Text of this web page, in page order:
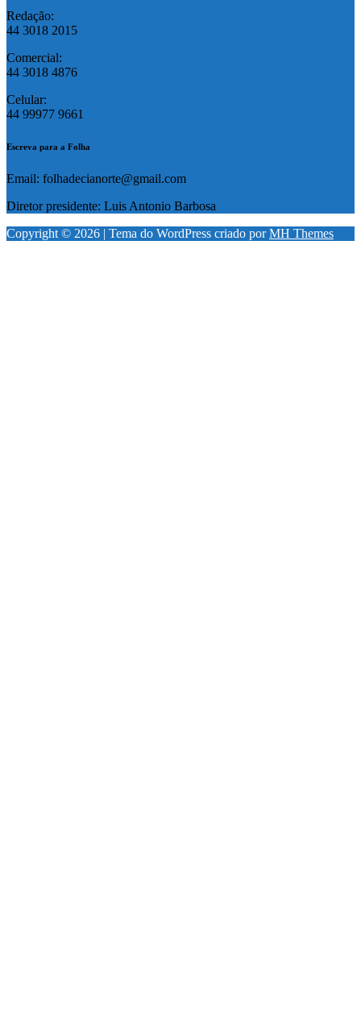
Redação:
44 3018 2015
Comercial:
44 3018 4876
Celular:
44 99977 9661
Escreva para a Folha
Email: folhadecianorte@gmail.com
Diretor presidente: Luis Antonio Barbosa
Copyright © 2026 | Tema do WordPress criado porMH Themes